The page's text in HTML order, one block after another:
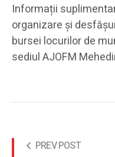
Informații
organizare și
bursei locurilor de
sediul AJOFM
PREV POST